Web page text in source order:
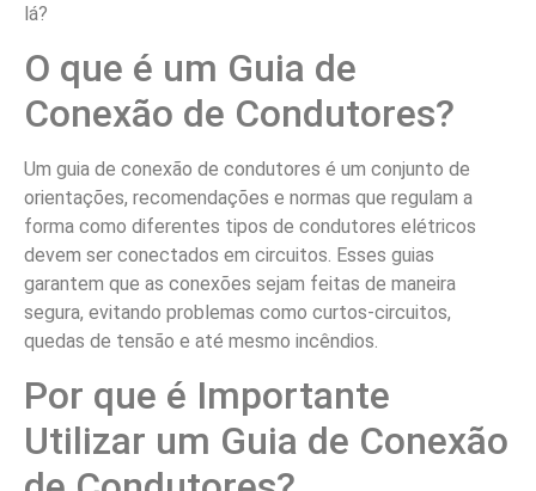
lá?
O que é um Guia de
Conexão de Condutores?
Um guia de conexão de condutores é um conjunto de
orientações, recomendações e normas que regulam a
forma como diferentes tipos de condutores elétricos
devem ser conectados em circuitos. Esses guias
garantem que as conexões sejam feitas de maneira
segura, evitando problemas como curtos-circuitos,
quedas de tensão e até mesmo incêndios.
Por que é Importante
Utilizar um Guia de Conexão